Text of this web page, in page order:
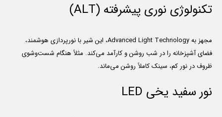
تکنولوژی نوری پیشرفته (ALT
)
مجهز به Advanced Light Technology، این شیر با نورپردازی هوشمند،
فضای آشپزخانه را در شب روشن و کارآمد می‌کند. مثلاً هنگام شست‌وشوی
ظروف در نور کم، سینک کاملاً روشن می‌ماند.
نور سفید یخی LED